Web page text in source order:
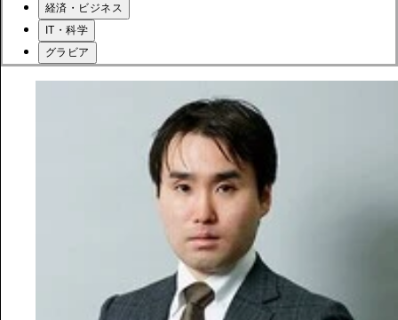
経済・ビジネス
IT・科学
グラビア